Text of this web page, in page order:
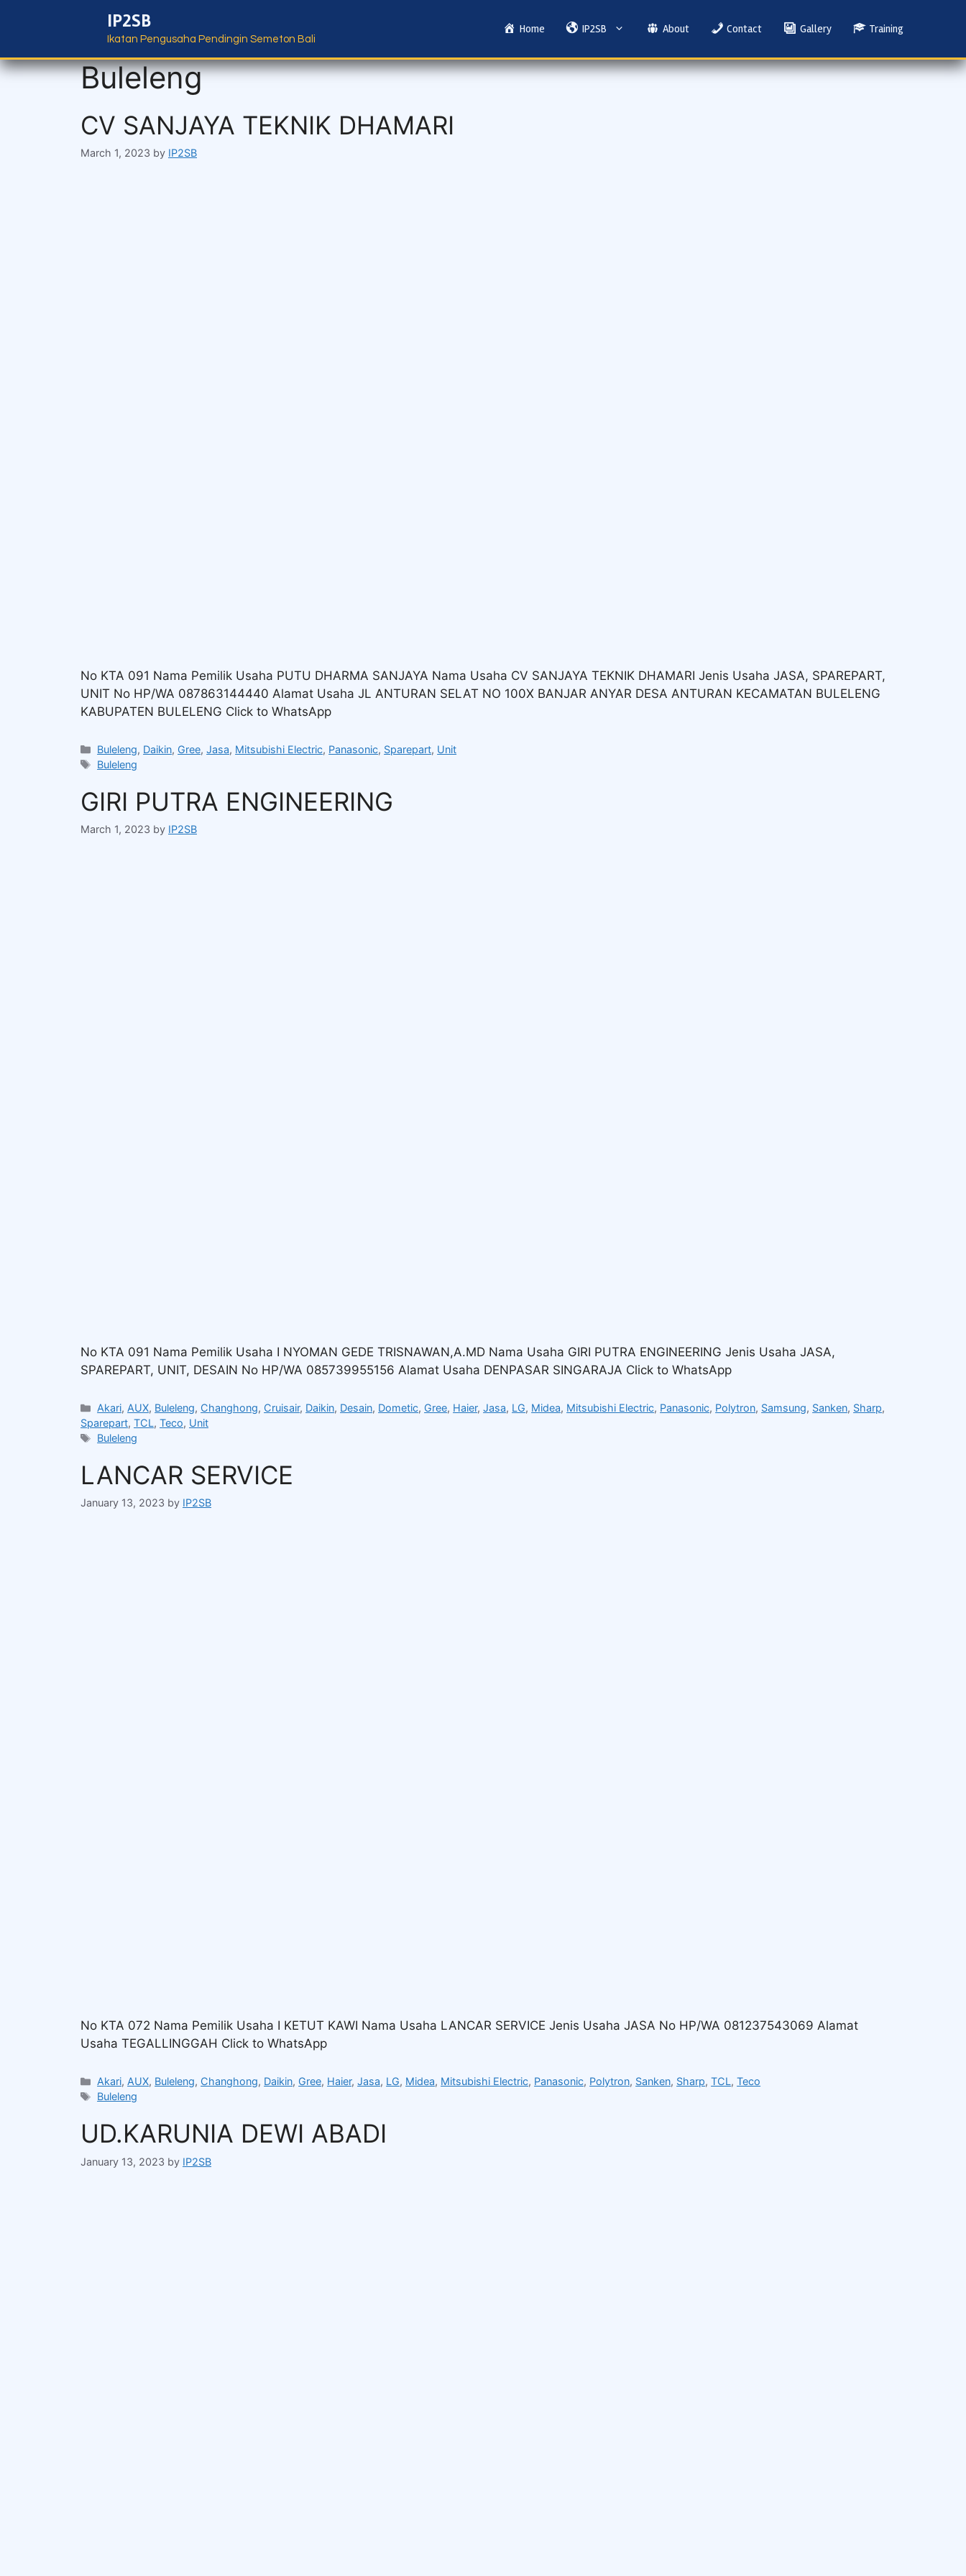
IP2SB
Ikatan Pengusaha Pendingin Semeton Bali
Home IP2SB About Contact Gallery Training
Buleleng
CV SANJAYA TEKNIK DHAMARI
March 1, 2023 by IP2SB
No KTA 091 Nama Pemilik Usaha PUTU DHARMA SANJAYA Nama Usaha CV SANJAYA TEKNIK DHAMARI Jenis Usaha JASA, SPAREPART,
UNIT No HP/WA 087863144440 Alamat Usaha JL ANTURAN SELAT NO 100X BANJAR ANYAR DESA ANTURAN KECAMATAN BULELENG
KABUPATEN BULELENG Click to WhatsApp
Buleleng, Daikin, Gree,Jasa, Mitsubishi Electric, Panasonic, Sparepart, Unit
Buleleng
GIRI PUTRA ENGINEERING
March 1, 2023 by IP2SB
No KTA 091 Nama Pemilik Usaha I NYOMAN GEDE TRISNAWAN,A.MD Nama Usaha GIRI PUTRA ENGINEERING Jenis Usaha JASA,
SPAREPART, UNIT, DESAIN No HP/WA 085739955156 Alamat Usaha DENPASAR SINGARAJA Click to WhatsApp
Akari, AUX, Buleleng, Changhong, Cruisair, Daikin, Desain, Dometic, Gree, Haier,Jasa, LG, Midea, Mitsubishi Electric, Panasonic, Polytron, Samsung, Sanken, Sharp,
Sparepart, TCL, Teco, Unit
Buleleng
LANCAR SERVICE
January 13, 2023 by IP2SB
No KTA 072 Nama Pemilik Usaha I KETUT KAWI Nama Usaha LANCAR SERVICE Jenis Usaha JASA No HP/WA 081237543069 Alamat
Usaha TEGALLINGGAH Click to WhatsApp
Akari, AUX, Buleleng, Changhong, Daikin, Gree, Haier,Jasa, LG, Midea, Mitsubishi Electric, Panasonic, Polytron, Sanken, Sharp,TCL,Teco
Buleleng
UD.KARUNIA DEWI ABADI
January 13, 2023 by IP2SB